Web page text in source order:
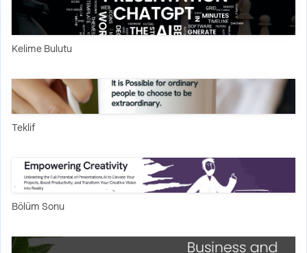
Kelime Bulutu
Teklif
Bölüm Sonu